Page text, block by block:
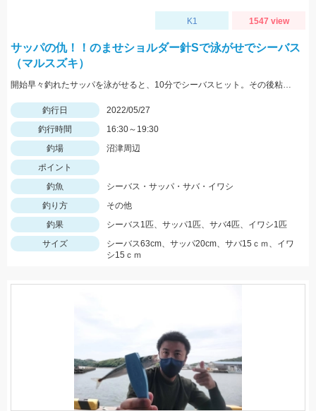
K1 1547 view
サッパの仇！！のませショルダー針Sで泳がせでシーバス
（マルスズキ）
開始早々釣れたサッパを泳がせると、10分でシーバスヒット。その後粘るも肝心のアオリイカが釣れない。
釣行日
2022/05/27
釣行時間
16:30～19:30
釣場
沼津周辺
ポイント
釣魚
シーバス・サッパ・サバ・イワシ
釣り方
その他
釣果
シーバス1匹、サッパ1匹、サバ4匹、イワシ1匹
サイズ
シーバス63cm、サッパ20cm、サバ15ｃｍ、イワ
シ15ｃｍ